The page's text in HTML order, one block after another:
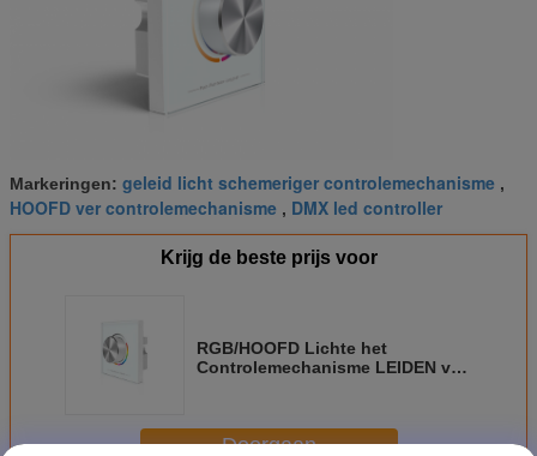
Markeringen: geleid licht schemeriger controlemechanisme ,
HOOFD ver controlemechanisme , DMX led controller
Krijg de beste prijs voor
RGB/HOOFD Lichte het
Controlemechanisme LEIDEN van
Controlemechanismecomité
Doorgaan